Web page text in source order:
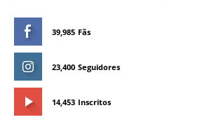
39,985 Fãs
23,400 Seguidores
14,453 Inscritos